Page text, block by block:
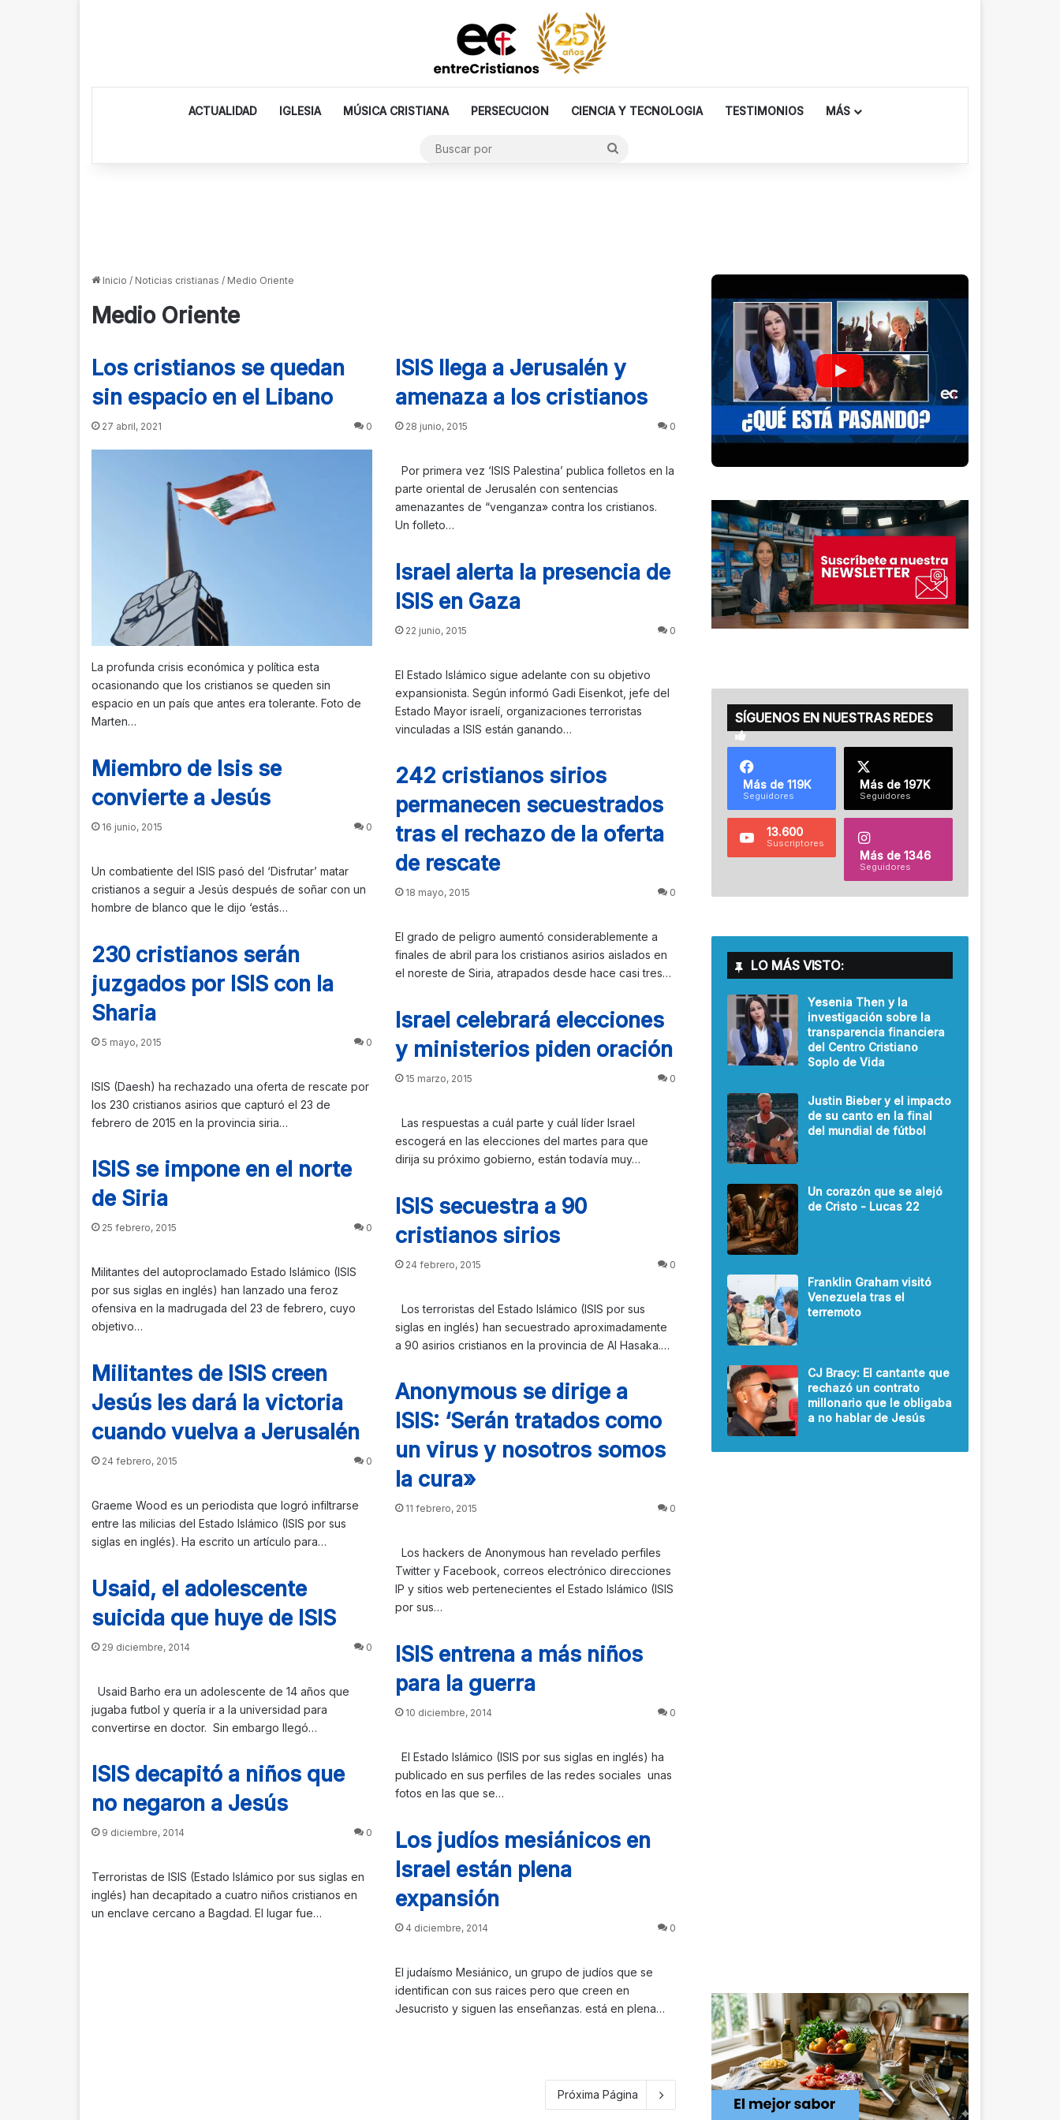
ACTUALIDAD IGLESIA MÚSICA CRISTIANA PERSECUCION CIENCIA Y TECNOLOGIA TESTIMONIOS MÁS
Inicio / Noticias cristianas / Medio Oriente
Medio Oriente
Los cristianos se quedan
sin espacio en el Libano
27 abril, 2021 0
La profunda crisis económica y política esta
ocasionando que los cristianos se queden sin
espacio en un país que antes era tolerante. Foto de
Marten…
ISIS llega a Jerusalén y
amenaza a los cristianos
28 junio, 2015 0
Por primera vez ‘ISIS Palestina’ publica folletos en la
parte oriental de Jerusalén con sentencias
amenazantes de “venganza» contra los cristianos.
Un folleto…
Israel alerta la presencia de
ISIS en Gaza
22 junio, 2015 0
El Estado Islámico sigue adelante con su objetivo
expansionista. Según informó Gadi Eisenkot, jefe del
Estado Mayor israelí, organizaciones terroristas
vinculadas a ISIS están ganando…
Miembro de Isis se
convierte a Jesús
16 junio, 2015 0
Un combatiente del ISIS pasó del ‘Disfrutar’ matar
cristianos a seguir a Jesús después de soñar con un
hombre de blanco que le dijo ‘estás…
242 cristianos sirios
permanecen secuestrados
tras el rechazo de la oferta
de rescate
18 mayo, 2015 0
El grado de peligro aumentó considerablemente a
finales de abril para los cristianos asirios aislados en
el noreste de Siria, atrapados desde hace casi tres…
230 cristianos serán
juzgados por ISIS con la
Sharia
5 mayo, 2015 0
ISIS (Daesh) ha rechazado una oferta de rescate por
los 230 cristianos asirios que capturó el 23 de
febrero de 2015 en la provincia siria…
Israel celebrará elecciones
y ministerios piden oración
15 marzo, 2015 0
Las respuestas a cuál parte y cuál líder Israel
escogerá en las elecciones del martes para que
dirija su próximo gobierno, están todavía muy…
ISIS se impone en el norte
de Siria
25 febrero, 2015 0
Militantes del autoproclamado Estado Islámico (ISIS
por sus siglas en inglés) han lanzado una feroz
ofensiva en la madrugada del 23 de febrero, cuyo
objetivo…
ISIS secuestra a 90
cristianos sirios
24 febrero, 2015 0
Los terroristas del Estado Islámico (ISIS por sus
siglas en inglés) han secuestrado aproximadamente
a 90 asirios cristianos en la provincia de Al Hasaka.…
Militantes de ISIS creen
Jesús les dará la victoria
cuando vuelva a Jerusalén
24 febrero, 2015 0
Graeme Wood es un periodista que logró infiltrarse
entre las milicias del Estado Islámico (ISIS por sus
siglas en inglés). Ha escrito un artículo para…
Anonymous se dirige a
ISIS: ‘Serán tratados como
un virus y nosotros somos
la cura»
11 febrero, 2015 0
Los hackers de Anonymous han revelado perfiles
Twitter y Facebook, correos electrónico direcciones
IP y sitios web pertenecientes el Estado Islámico (ISIS
por sus…
Usaid, el adolescente
suicida que huye de ISIS
29 diciembre, 2014 0
Usaid Barho era un adolescente de 14 años que
jugaba futbol y quería ir a la universidad para
convertirse en doctor. Sin embargo llegó…
ISIS entrena a más niños
para la guerra
10 diciembre, 2014 0
El Estado Islámico (ISIS por sus siglas en inglés) ha
publicado en sus perfiles de las redes sociales unas
fotos en las que se…
ISIS decapitó a niños que
no negaron a Jesús
9 diciembre, 2014 0
Terroristas de ISIS (Estado Islámico por sus siglas en
inglés) han decapitado a cuatro niños cristianos en
un enclave cercano a Bagdad. El lugar fue…
Los judíos mesiánicos en
Israel están plena
expansión
4 diciembre, 2014 0
El judaísmo Mesiánico, un grupo de judíos que se
identifican con sus raices pero que creen en
Jesucristo y siguen las enseñanzas. está en plena…
Próxima Página
SÍGUENOS EN NUESTRAS REDES
Más de 119K
Seguidores
Más de 197K
Seguidores
13.600
Suscriptores
Más de 1346
Seguidores
LO MÁS VISTO:
Yesenia Then y la
investigación sobre la
transparencia financiera
del Centro Cristiano
Soplo de Vida
Justin Bieber y el impacto
de su canto en la final
del mundial de fútbol
Un corazón que se alejó
de Cristo - Lucas 22
Franklin Graham visitó
Venezuela tras el
terremoto
CJ Bracy: El cantante que
rechazó un contrato
millonario que le obligaba
a no hablar de Jesús